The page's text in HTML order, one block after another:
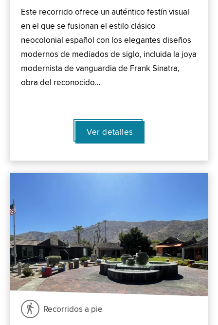
Este recorrido ofrece un auténtico festín visual
en el que se fusionan el estilo clásico
neocolonial español con los elegantes diseños
modernos de mediados de siglo, incluida la joya
modernista de vanguardia de Frank Sinatra,
obra del reconocido…
Ver detalles
Recorridos a pie